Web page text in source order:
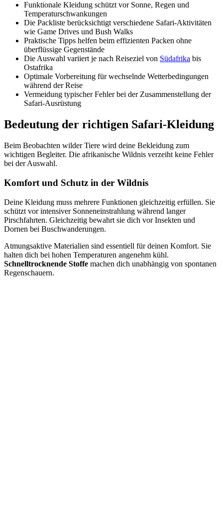
Funktionale Kleidung schützt vor Sonne, Regen und
Temperaturschwankungen
Die Packliste berücksichtigt verschiedene Safari-Aktivitäten
wie Game Drives und Bush Walks
Praktische Tipps helfen beim effizienten Packen ohne
überflüssige Gegenstände
Die Auswahl variiert je nach Reiseziel von Südafrika bis
Ostafrika
Optimale Vorbereitung für wechselnde Wetterbedingungen
während der Reise
Vermeidung typischer Fehler bei der Zusammenstellung der
Safari-Ausrüstung
Bedeutung der richtigen Safari-Kleidung
Beim Beobachten wilder Tiere wird deine Bekleidung zum
wichtigen Begleiter. Die afrikanische Wildnis verzeiht keine Fehler
bei der Auswahl.
Komfort und Schutz in der Wildnis
Deine Kleidung muss mehrere Funktionen gleichzeitig erfüllen. Sie
schützt vor intensiver Sonneneinstrahlung während langer
Pirschfahrten. Gleichzeitig bewahrt sie dich vor Insekten und
Dornen bei Buschwanderungen.
Atmungsaktive Materialien sind essentiell für deinen Komfort. Sie
halten dich bei hohen Temperaturen angenehm kühl.
Schnelltrocknende Stoffe machen dich unabhängig von spontanen
Regenschauern.